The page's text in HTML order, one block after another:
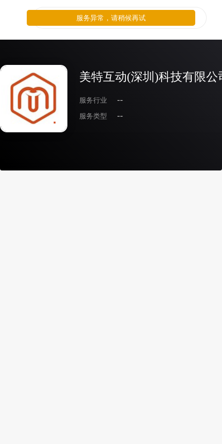
美特互动(深圳)科技有限公
服务行业
--
服务类型
--
服务异常，请稍候再试